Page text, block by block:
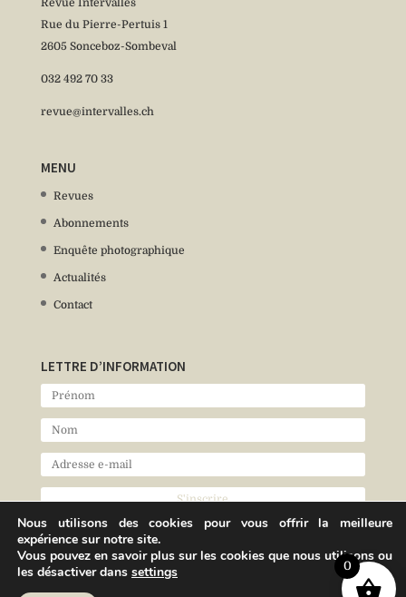
Rue du Pierre-Pertuis 1
2605 Sonceboz-Sombeval
032 492 70 33
revue@intervalles.ch
MENU
Revues
Abonnements
Enquête photographique
Actualités
Contact
LETTRE D’INFORMATION
Nous utilisons des cookies pour vous offrir la meilleure
expérience sur notre site.
Vous pouvez en savoir plus sur les cookies que nous utilisons ou
les désactiver dans settings 0